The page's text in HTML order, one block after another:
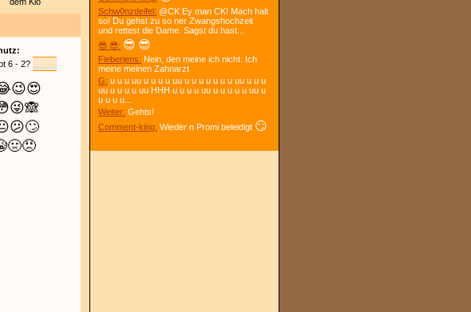
6 - 2?
😉😍
😜🙈
😕🙄
🤢😠
Schw0nzdeifel: @CK Ey man CK! Mach halt
so! Du gehst zu so ner Zwangshochzeit
und rettest die Dame. Sagst du hast...
😎 😎: 😎 😎
Fieberjens: Nein, den meine ich nicht. Ich
meine meinen Zahnarzt
G: u u u uu u u u u uu u u u u u u u uu u u u
uu u u u u uu HHH u u u u uu u u u u u uu u
u u u u...
Weiter: Gehts!
Comment-king: Wieder n Promi beleidigt 😏